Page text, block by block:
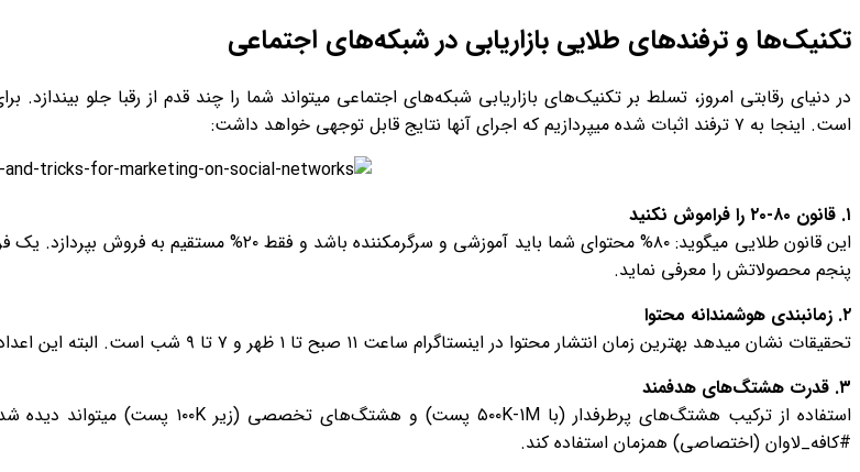
تکنیک‌ها و ترفندهای طلایی بازاریابی در شبکه‌های اجتماعی
در دنیای رقابتی امروز، تسلط بر تکنیک‌های بازاریابی شبکه‌های اجتماعی میتواند شما را چند قدم از رقبا جلو
است. اینجا به ۷ ترفند اثبات شده میپردازیم که اجرای آنها نتایج قابل توجهی خواهد داشت:
۱. قانون ۸۰-۲۰
را فراموش نکنید
پنجم محصولاتش را معرفی نماید.
۲. زمانبندی هوشمندانه محتوا
تحقیقات نشان میدهد بهترین زمان انتشار محتوا در اینستاگرام ساعت ۱۱ صبح تا ۱ ظهر و ۷ تا ۹ شب است. البته این اعداد کلی هستند و باید با تحلیل مخاطبان خودتان تنظیم شوند.
۳. قدرت هشتگ‌های هدفمند
#کافه_لاوان (اختصاصی) همزمان استفاده کند.